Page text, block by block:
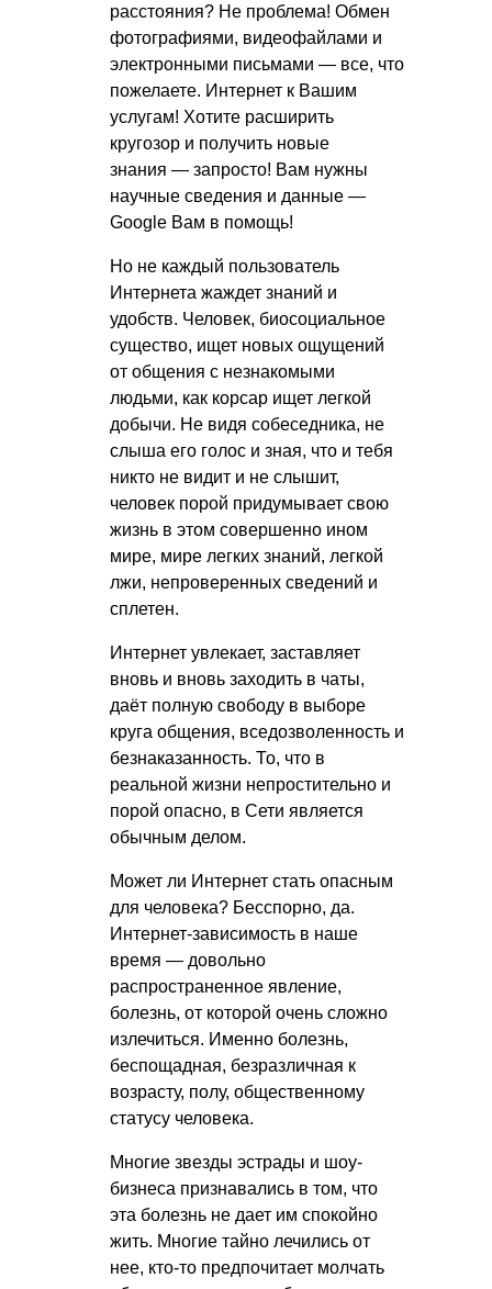
расстояния? Не проблема! Обмен
фотографиями, видеофайлами и
электронными письмами — все, что
пожелаете. Интернет к Вашим
услугам! Хотите расширить
кругозор и получить новые
знания — запросто! Вам нужны
научные сведения и данные —
Google Вам в помощь!
Но не каждый пользователь
Интернета жаждет знаний и
удобств. Человек, биосоциальное
существо, ищет новых ощущений
от общения с незнакомыми
людьми, как корсар ищет легкой
добычи. Не видя собеседника, не
слыша его голос и зная, что и тебя
никто не видит и не слышит,
человек порой придумывает свою
жизнь в этом совершенно ином
мире, мире легких знаний, легкой
лжи, непроверенных сведений и
сплетен.
Интернет увлекает, заставляет
вновь и вновь заходить в чаты,
даёт полную свободу в выборе
круга общения, вседозволенность и
безнаказанность. То, что в
реальной жизни непростительно и
порой опасно, в Сети является
обычным делом.
Может ли Интернет стать опасным
для человека? Бесспорно, да.
Интернет-зависимость в наше
время — довольно
распространенное явление,
болезнь, от которой очень сложно
излечиться. Именно болезнь,
беспощадная, безразличная к
возрасту, полу, общественному
статусу человека.
Многие звезды эстрады и шоу-
бизнеса признавались в том, что
эта болезнь не дает им спокойно
жить. Многие тайно лечились от
нее, кто-то предпочитает молчать